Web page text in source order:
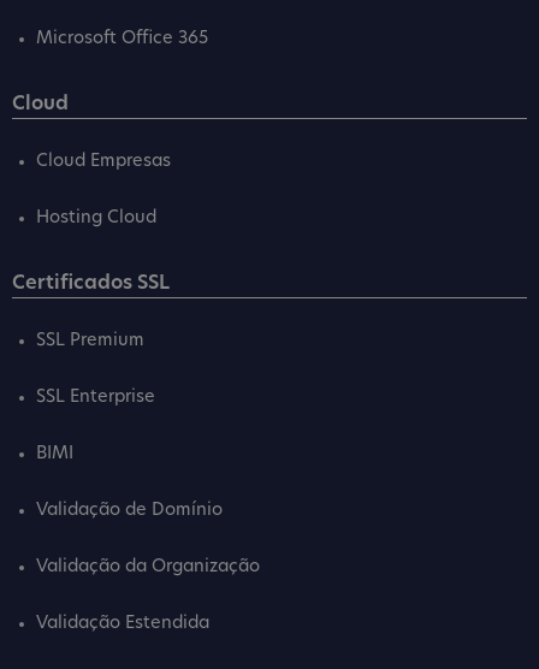
Microsoft Office 365
Cloud
Cloud Empresas
Hosting Cloud
Certificados SSL
SSL Premium
SSL Enterprise
BIMI
Validação de Domínio
Validação da Organização
Validação Estendida